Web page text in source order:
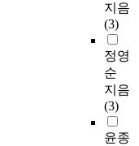
지음
(3)
정영
순
지음
(3)
윤종